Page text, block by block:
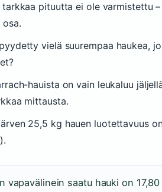
tarkkaa pituutta ei ole varmistettu
vielä suurempaa haukea,
hauista on vain leukaluu
mittausta.
25,5 kg hauen luotettavuus
vapavälinein saatu hauki on